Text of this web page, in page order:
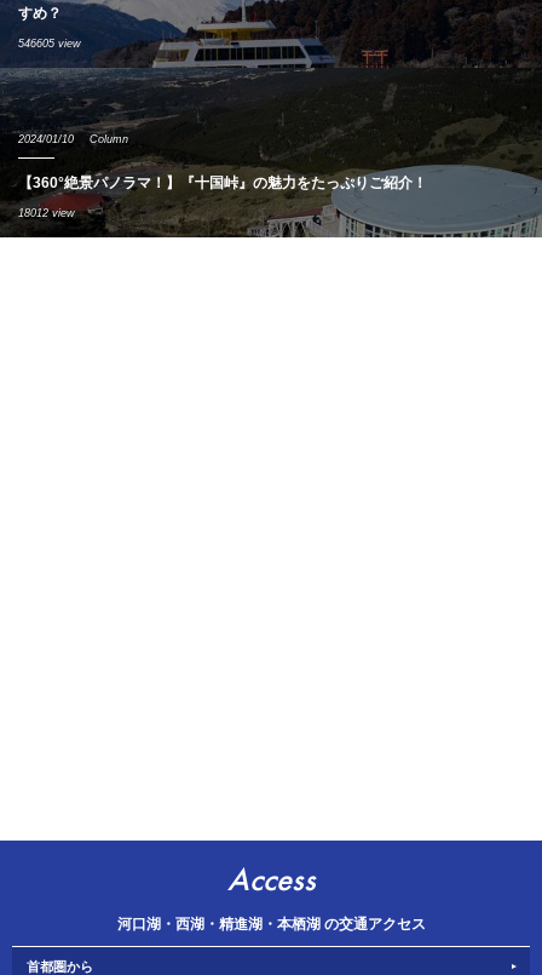
すめ？
546605 view
2024/01/10 Column
【360°絶景パノラマ！】『十国峠』の魅力をたっぷりご紹介！
18012 view
Access
河口湖・西湖・精進湖・本栖湖 の交通アクセス
首都圏から